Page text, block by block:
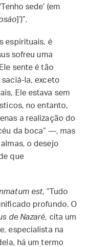
sede’ (em
]’)”.
espirituais, é
sofreu uma
sente é tão
la, exceto
Ele estava sem
no entanto,
a realização do
da boca” —, mas
o desejo
que
est, “Tudo
profundo. O
de Nazaré, cita um
especialista na
há um termo